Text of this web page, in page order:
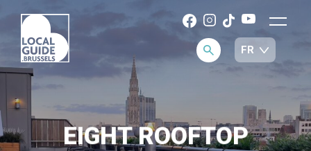
EIGHT ROOFTOP